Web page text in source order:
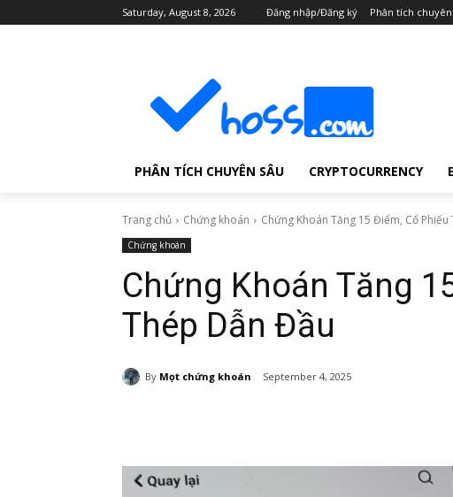
Saturday, August 8, 2026 Đăng nhập/Đăng ký Phân tích chuyên
PHÂN TÍCH CHUYÊN SÂU CRYPTOCURRENCY
Trang chủ Chứng khoán Chứng Khoán Tăng 15 Điểm, Cổ
Chứng khoán
Chứng Khoán Tăng
Thép Dẫn Đầu
By Mọt chứng khoán September 4, 2025